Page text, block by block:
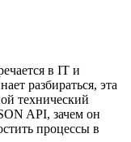
в IT и
разбираться, эта
технический
API, зачем он
процессы в